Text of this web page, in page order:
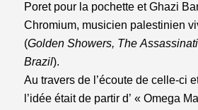
Poret pour la pochette et Ghazi
Chromium, musicien palestinien
(Golden Showers, The
Brazil).
Au travers de l’écoute de celle-ci
l’idée était de partir d’ « Omega